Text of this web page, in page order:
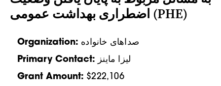
اضطراری بهداشت عمومی (PHE)
Organization: صداهای خانواده
Primary Contact: لیزا ماینز
Grant Amount: $222,106